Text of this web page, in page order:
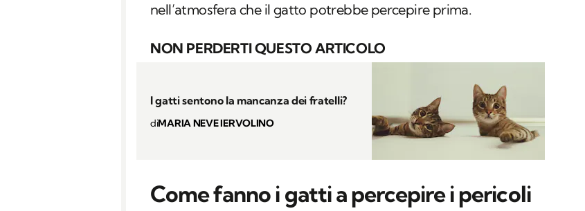
nell’atmosfera che il gatto potrebbe percepire prima.
NON PERDERTI QUESTO ARTICOLO
I gatti sentono la mancanza dei fratelli?
diMARIA NEVE IERVOLINO
Come fanno i gatti a percepire i pericoli